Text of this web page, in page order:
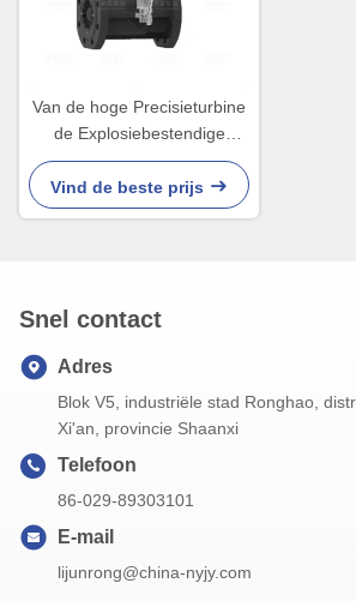
Van de hoge Precisieturbine
de Explosiebestendige
220VAC Drie Draad van de
de Stroomzender
Vind de beste prijs
Snel contact
Adres
Blok V5, industriële stad Ronghao,
Xi'an, provincie Shaanxi
Telefoon
86-029-89303101
E-mail
lijunrong@china-nyjy.com